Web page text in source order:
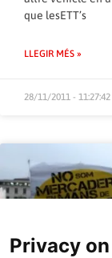
que lesETT’s
LLEGIR MÉS »
28/11/2011 - 11:27:42
Privacy